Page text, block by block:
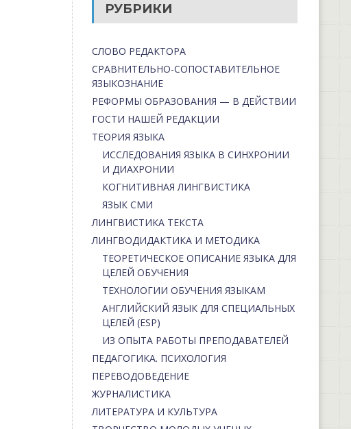
РУБРИКИ
СЛОВО РЕДАКТОРА
СРАВНИТЕЛЬНО-СОПОСТАВИТЕЛЬНОЕ
ЯЗЫКОЗНАНИЕ
РЕФОРМЫ ОБРАЗОВАНИЯ — В ДЕЙСТВИИ
ГОСТИ НАШЕЙ РЕДАКЦИИ
ТЕОРИЯ ЯЗЫКА
ИССЛЕДОВАНИЯ ЯЗЫКА В СИНХРОНИИ
И ДИАХРОНИИ
КОГНИТИВНАЯ ЛИНГВИСТИКА
ЯЗЫК СМИ
ЛИНГВИСТИКА ТЕКСТА
ЛИНГВОДИДАКТИКА И МЕТОДИКА
ТЕОРЕТИЧЕСКОЕ ОПИСАНИЕ ЯЗЫКА ДЛЯ
ЦЕЛЕЙ ОБУЧЕНИЯ
ТЕХНОЛОГИИ ОБУЧЕНИЯ ЯЗЫКАМ
АНГЛИЙСКИЙ ЯЗЫК ДЛЯ СПЕЦИАЛЬНЫХ
ЦЕЛЕЙ (ESP)
ИЗ ОПЫТА РАБОТЫ ПРЕПОДАВАТЕЛЕЙ
ПЕДАГОГИКА. ПСИХОЛОГИЯ
ПЕРЕВОДОВЕДЕНИЕ
ЖУРНАЛИСТИКА
ЛИТЕРАТУРА И КУЛЬТУРА